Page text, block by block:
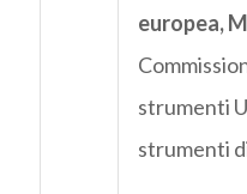
europea,
strumenti
strumenti